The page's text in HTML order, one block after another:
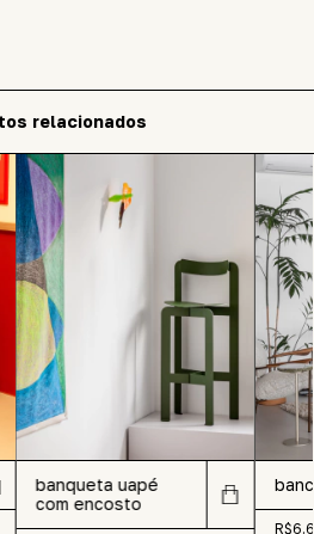
relacionados
banqueta uapé
com encosto